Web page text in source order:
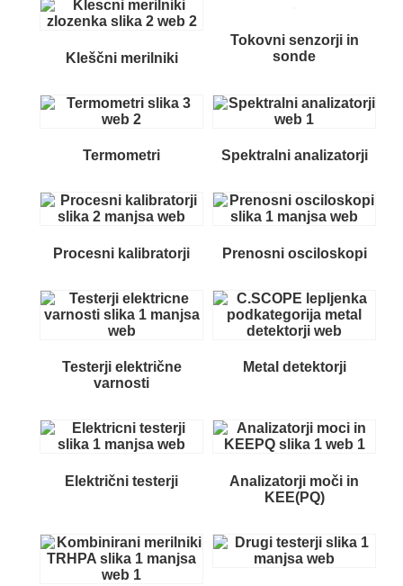
Kleščni merilniki
Tokovni senzorji in
sonde
Termometri Spektralni analizatorji
Procesni kalibratorji Prenosni osciloskopi
Testerji električne
varnosti
Metal detektorji
Električni testerji
Analizatorji moči in
KEE(PQ)